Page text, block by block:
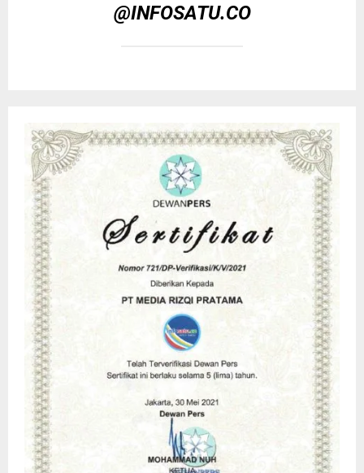
@INFOSATU.CO